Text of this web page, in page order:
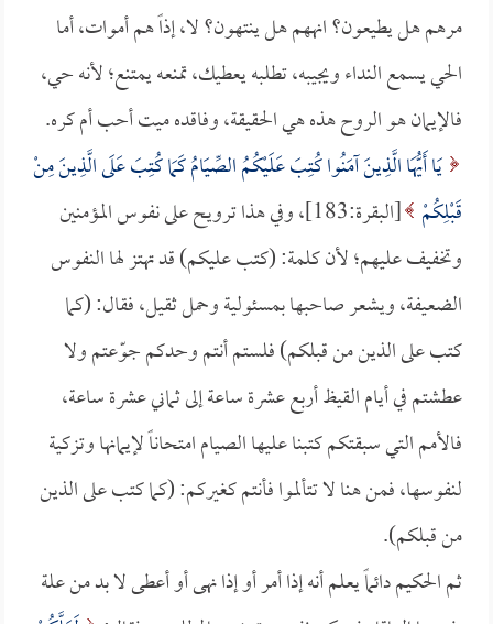
مرهم هل يطيعون؟ انههم هل ينتهون؟ لا، إذاً هم أموات، أما
الحي يسمع النداء ويجيبه، تطلبه يعطيك، تمنعه يمتنع؛ لأنه حي،
فالإيمان هو الروح هذه هي الحقيقة، وفاقده ميت أحب أم كره.
يَا أَيُّهَا الَّذِينَ آمَنُوا كُتِبَ عَلَيْكُمُ الصِّيَامُ كَمَا كُتِبَ عَلَى الَّذِينَ مِنْ
قَبْلِكُمْ
[البقرة:183]، وفي هذا ترويح على نفوس المؤمنين
وتخفيف عليهم؛ لأن كلمة: (كتب عليكم) قد تهتز لها النفوس
الضعيفة، ويشعر صاحبها بمسئولية وحمل ثقيل، فقال: (كما
كتب على الذين من قبلكم) فلستم أنتم وحدكم جوّعتم ولا
عطشتم في أيام القيظ أربع عشرة ساعة إلى ثماني عشرة ساعة،
فالأمم التي سبقتكم كتبنا عليها الصيام امتحاناً لإيمانها وتزكية
لنفوسها، فمن هنا لا تتألموا فأنتم كغيركم: (كما كتب على الذين
من قبلكم).
ثم الحكيم دائماً يعلم أنه إذا أمر أو إذا نهى أو أعطى لا بد من علة